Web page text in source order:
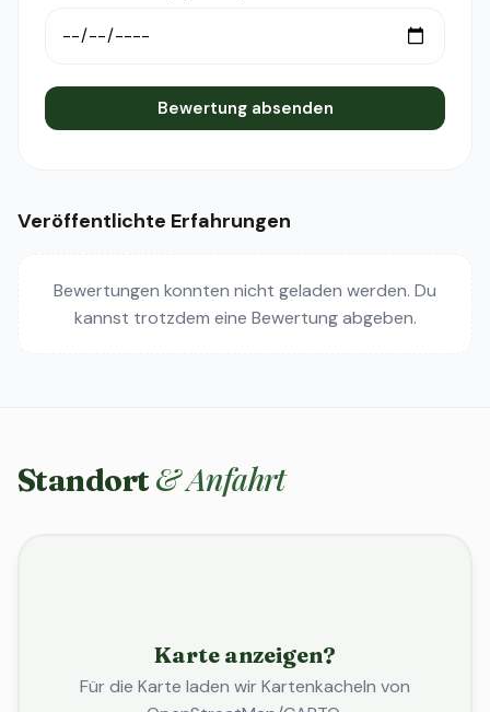
Bewertung absenden
Veröffentlichte Erfahrungen
Bewertungen konnten nicht geladen werden. Du
kannst trotzdem eine Bewertung abgeben.
Standort & Anfahrt
Karte anzeigen?
Für die Karte laden wir Kartenkacheln von